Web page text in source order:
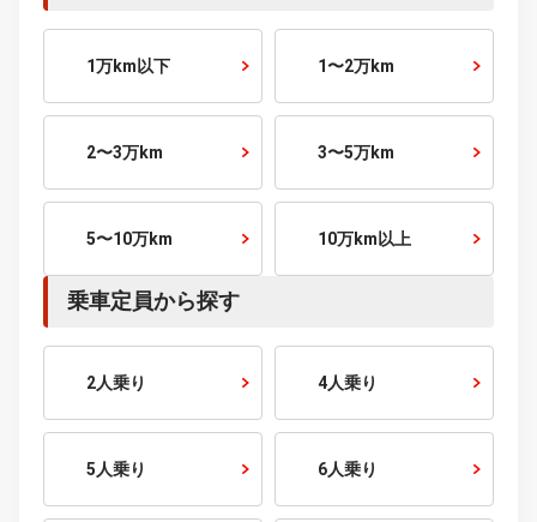
300～400万円～ 400～500万円～
700～800万円～ 800～900万円～
900～1000万円～
こだわり条件から探す
走行距離から探す